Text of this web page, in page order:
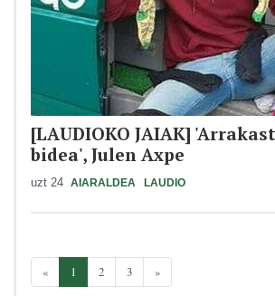
[LAUDIOKO JAIAK]
bidea', Julen Axpe
uzt 24 AIARALDEA LAUDIO
« 1 2 3 »